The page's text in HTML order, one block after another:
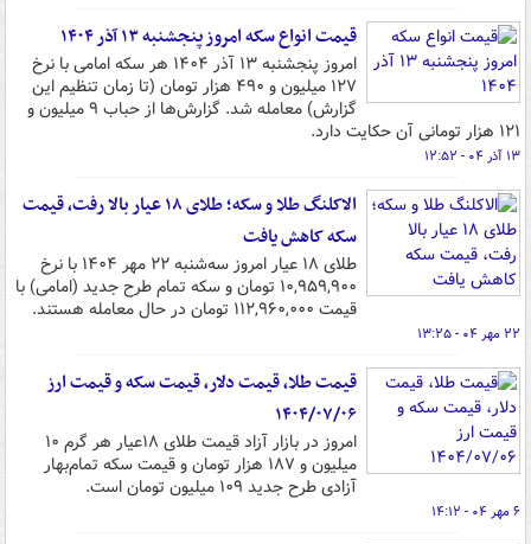
قیمت انواع سکه امروز پنجشنبه ۱۳ آذر ۱۴۰۴
امروز پنجشنبه ۱۳ آذر ۱۴۰۴ هر سکه امامی با نرخ
۱۲۷ میلیون و ۴۹۰ هزار تومان (تا زمان تنظیم این
گزارش) معامله شد. گزارش‌ها از حباب ۹ میلیون و
۱۲۱ هزار تومانی آن حکایت دارد.
۱۳ آذر ۰۴ - ۱۲:۵۲
الاکلنگ طلا و سکه؛ طلای ۱۸ عیار بالا رفت، قیمت
سکه کاهش یافت
طلای ۱۸ عیار امروز سه‌شنبه ۲۲ مهر ۱۴۰۴ با نرخ
۱۰,۹۵۹,۹۰۰ تومان و سکه تمام طرح جدید (امامی) با
قیمت ۱۱۲,۹۶۰,۰۰۰ تومان در حال معامله هستند.
۲۲ مهر ۰۴ - ۱۳:۲۵
قیمت طلا، قیمت دلار، قیمت سکه و قیمت ارز
۱۴۰۴/۰۷/۰۶
امروز در بازار آزاد قیمت طلای ۱۸عیار هر گرم ۱۰
میلیون و ۱۸۷ هزار تومان و قیمت سکه تمام‌بهار
آزادی طرح جدید ۱۰۹ میلیون تومان است.
۶ مهر ۰۴ - ۱۴:۱۲